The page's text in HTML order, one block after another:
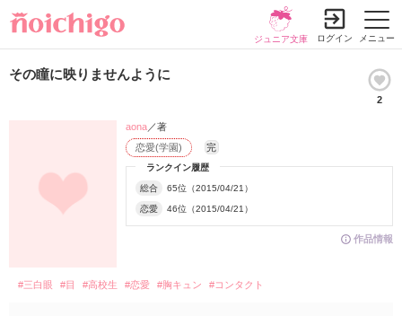
メニュー
ジュニア文庫 ログイン
その瞳に映りませんように
2
作品情報
ランクイン履歴
総合 65位（2015/04/21）
恋愛 46位（2015/04/21）
恋愛(学園) 完
aona／著
#三白眼 #目 #高校生 #恋愛 #胸キュン #コンタクト